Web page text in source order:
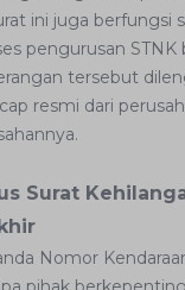
ini juga berfungsi
pengurusan STNK
tersebut
resmi dari
Surat
Nomor